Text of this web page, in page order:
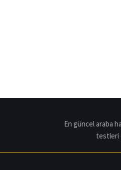
En güncel araba
testleri